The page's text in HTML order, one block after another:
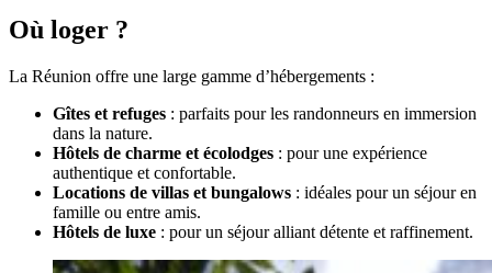
Où loger ?
La Réunion offre une large gamme d’hébergements :
Gîtes et refuges : parfaits pour les randonneurs en immersion
dans la nature.
Hôtels de charme et écolodges : pour une expérience
authentique et confortable.
Locations de villas et bungalows : idéales pour un séjour en
famille ou entre amis.
Hôtels de luxe : pour un séjour alliant détente et raffinement.